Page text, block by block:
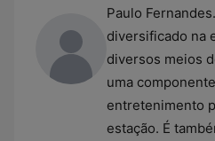
Paulo
diversificado na
diversos meios
uma
entretenimento
estação. É